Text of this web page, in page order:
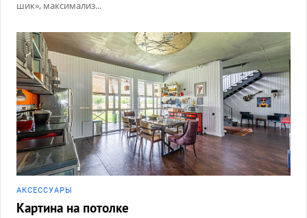
шик», максимализ...
АКCЕССУАРЫ
Картина на потолке